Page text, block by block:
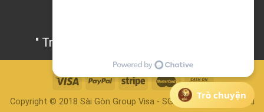
" Trao Niềm Tin - Nhận Chất Lượng "
Copyright © 2018 Sài Gòn Group Visa - SGV. All Rights Reserved
Trò chuyện